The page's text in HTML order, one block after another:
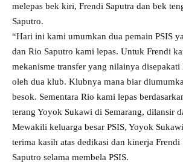
melepas bek kiri, Frendi Saputra dan bek
Saputro.
“Hari ini kami umumkan dua pemain PSIS
dan Rio Saputro kami lepas. Untuk Frendi
mekanisme transfer yang nilainya disepakati
oleh dua klub. Klubnya mana biar
besok. Sementara Rio kami lepas
terang Yoyok Sukawi di Semarang, dilansir
Mewakili keluarga besar PSIS, Yoyok
terima kasih atas dedikasi dan kinerja Frendi
Saputro selama membela PSIS.